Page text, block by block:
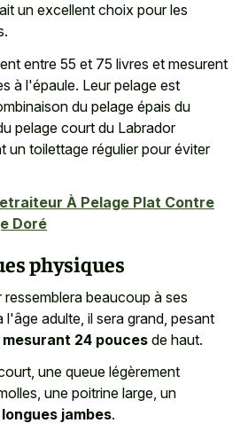
un excellent choix pour les
entre 55 et 75 livres et mesurent
à l'épaule. Leur pelage est
du pelage épais du
pelage court du Labrador
un toilettage régulier pour éviter
À Pelage Plat Contre
Doré
physiques
beaucoup à ses
l'âge adulte, il sera grand, pesant
24 pouces de haut.
une queue légèrement
une poitrine large, un
jambes.